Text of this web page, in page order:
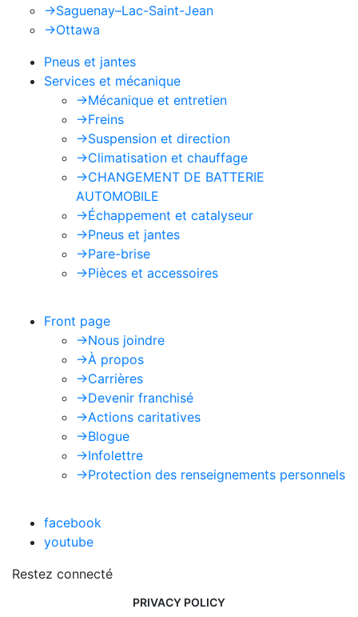
->Saguenay–Lac-Saint-Jean
->Ottawa
Pneus et jantes
Services et mécanique
->Mécanique et entretien
->Freins
->Suspension et direction
->Climatisation et chauffage
->CHANGEMENT DE BATTERIE
AUTOMOBILE
->Échappement et catalyseur
->Pneus et jantes
->Pare-brise
->Pièces et accessoires
Front page
->Nous joindre
->À propos
->Carrières
->Devenir franchisé
->Actions caritatives
->Blogue
->Infolettre
->Protection des renseignements personnels
facebook
youtube
Restez connecté
PRIVACY POLICY